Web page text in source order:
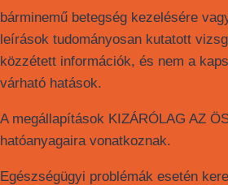
bárminemű betegség kezelésére
leírások tudományosan kutatott
közzétett információk, és nem a
várható hatások.
A megállapítások KIZÁRÓLAG AZ
hatóanyagaira vonatkoznak.
Egészségügyi problémák esetén